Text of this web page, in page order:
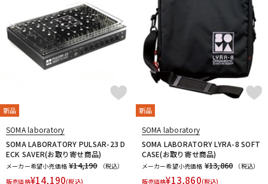
新品
SOMA laboratory
SOMA LABORATORY PULSAR-23 D
ECK SAVER(お取り寄せ商品)
メーカー希望小売価格 ¥14,190
（税込）
販売価格¥14,190(税込)
新品
SOMA laboratory
SOMA LABORATORY LYRA-8 SOFT
CASE(お取り寄せ商品)
メーカー希望小売価格 ¥13,860
（税込）
販売価格¥13,860(税込)